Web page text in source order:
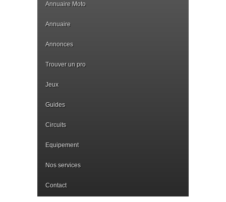
Annuaire Moto
Annuaire
Annonces
Trouver un pro
Jeux
Guides
Circuits
Equipement
Nos services
Contact